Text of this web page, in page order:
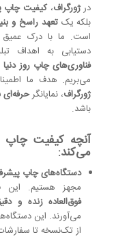
درژورگراف،کیفیت چاپ
بلکه یکتعهد راسخ و
است. ما با درک
دستیابی به اهداف
فناوری‌های چاپ روز دنیا
می‌بریم. هدف ما
ژورگراف، نمایانگرحرفه‌ای
باشد.
آنچه کیفیت چاپ
می‌کند:
دستگاه‌های چاپ
مجهز هستیم. این
فوق‌العاده زنده و
می‌آورند. این
از تک‌نسخه تا